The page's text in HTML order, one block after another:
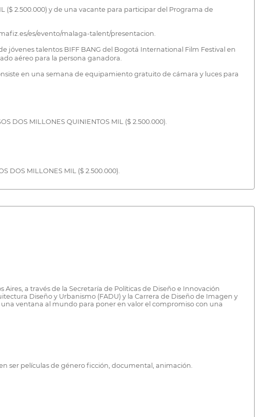
($ 2.500.000) y de una vacante para participar del Programa de
es/evento/malaga-talent/presentacion.
jóvenes talentos BIFF BANG del Bogotá International Film Festival en
aéreo para la persona ganadora.
en una semana de equipamiento gratuito de cámara y luces para
MILLONES QUINIENTOS MIL ($ 2.500.000).
MILLONES MIL ($ 2.500.000).
a través de la Secretaría de Políticas de Diseño e Innovación
Diseño y Urbanismo (FADU) y la Carrera de Diseño de Imagen y
ventana al mundo para poner en valor el compromiso con una
ser películas de género ficción, documental, animación.